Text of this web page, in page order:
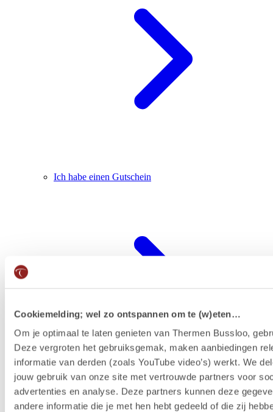
Cookiemelding; wel zo ontspannen om te (w)eten…
Om je optimaal te laten genieten van Thermen Bussloo,
Deze vergroten het gebruiksgemak, maken aanbiedingen
informatie van derden (zoals YouTube video’s) werkt. We
jouw gebruik van onze site met vertrouwde partners voor
advertenties en analyse. Deze partners kunnen deze
andere informatie die je met hen hebt gedeeld of die zij
Ich habe einen Gutschein
Wellness-Resort